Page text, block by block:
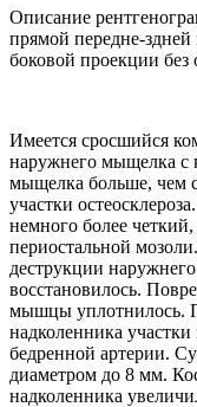
Описание
прямой передне-здней
боковой проекции без
Имеется сросшийся
наружнего мыщелка с
мыщелка больше, чем
участки
немного более
периостальной
деструкции
восстановилось.
мышцы уплотнилось.
надколенника
бедренной артерии.
диаметром до 8 мм.
надколенника